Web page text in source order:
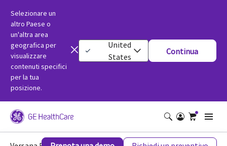
Selezionare un
altro Paese o
un'altra area
geografica per
visualizzare
contenuti specifici
per la tua
posizione.
United
States
Continua